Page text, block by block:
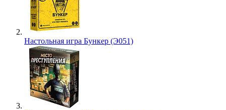
Настольная игра Бункер (Э051)